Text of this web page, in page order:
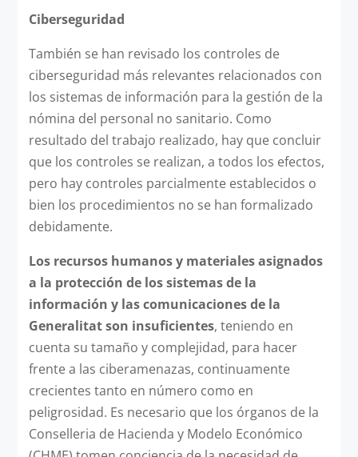
Ciberseguridad
También se han revisado los controles de
ciberseguridad más relevantes relacionados con
los sistemas de información para la gestión de la
nómina del personal no sanitario. Como
resultado del trabajo realizado, hay que concluir
que los controles se realizan, a todos los efectos,
pero hay controles parcialmente establecidos o
bien los procedimientos no se han formalizado
debidamente.
Los recursos humanos y materiales asignados
a la protección de los sistemas de la
información y las comunicaciones de la
Generalitat son insuficientes, teniendo en
cuenta su tamaño y complejidad, para hacer
frente a las ciberamenazas, continuamente
crecientes tanto en número como en
peligrosidad. Es necesario que los órganos de la
Conselleria de Hacienda y Modelo Económico